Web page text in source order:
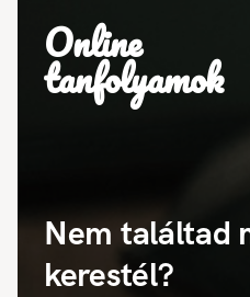
Online
tanfolyamok
Nem találtad
kerestél?